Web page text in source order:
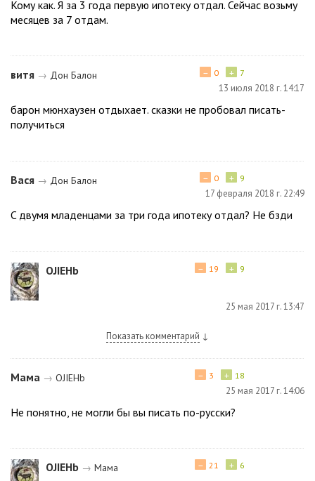
Кому как. Я за 3 года первую ипотеку отдал. Сейчас возьму
месяцев за 7 отдам.
витя → Дон Балон + 7
− 0
13 июля 2018 г. 14:17
барон мюнхаузен отдыхает. сказки не пробовал писать-
получиться
Вася → Дон Балон + 9
− 0
17 февраля 2018 г. 22:49
C двумя младенцами за три года ипотеку отдал? Не бзди
ОJIЕНb + 9
− 19
25 мая 2017 г. 13:47
Показать комментарий ↓
Мама → OJIEHb + 18
− 3
25 мая 2017 г. 14:06
Не понятно, не могли бы вы писать по-русски?
ОJIЕНb → Мама + 6
− 21